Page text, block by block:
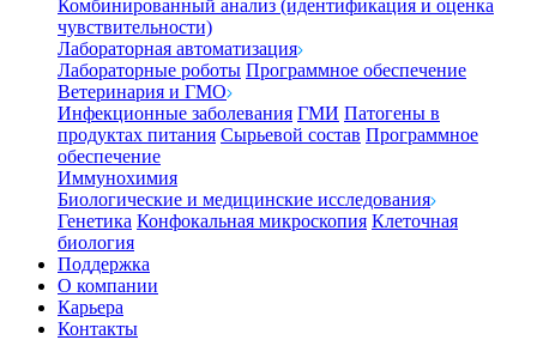
Комбинированный анализ (идентификация и оценка
чувствительности)
Лабораторная автоматизация
Лабораторные роботы Программное обеспечение
Ветеринария и ГМО
Инфекционные заболевания ГМИ Патогены в
продуктах питания Сырьевой состав Программное
обеспечение
Иммунохимия
Биологические и медицинские исследования
Генетика Конфокальная микроскопия Клеточная
биология
Поддержка
О компании
Карьера
Контакты